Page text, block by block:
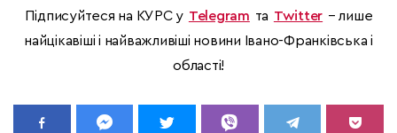
Підписуйтеся на КУРС у Telegram та Twitter – лише
найцікавіші і найважливіші новини Івано-Франківська і
області!